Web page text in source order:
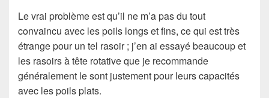
Le vrai problème est qu’il ne m’a pas du tout
convaincu avec les poils longs et fins, ce qui est très
étrange pour un tel rasoir ; j’en ai essayé beaucoup et
les rasoirs à tête rotative que je recommande
généralement le sont justement pour leurs capacités
avec les poils plats.